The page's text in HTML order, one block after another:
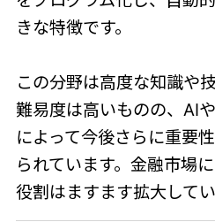
きな特徴です。
この分野は高度な知識や
難易度は高いものの、AI
によって今後さらに重要
られています。金融市場
役割はますます拡大して